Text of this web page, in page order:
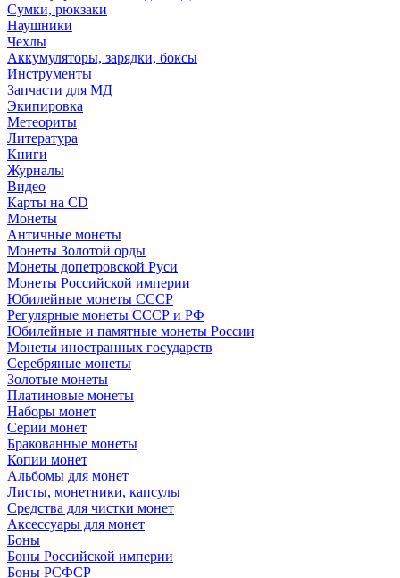
Сумки, рюкзаки
Наушники
Чехлы
Аккумуляторы, зарядки, боксы
Инструменты
Запчасти для МД
Экипировка
Метеориты
Литература
Книги
Журналы
Видео
Карты на CD
Монеты
Античные монеты
Монеты Золотой орды
Монеты допетровской Руси
Монеты Российской империи
Юбилейные монеты СССР
Регулярные монеты СССР и РФ
Юбилейные и памятные монеты России
Монеты иностранных государств
Серебряные монеты
Золотые монеты
Платиновые монеты
Наборы монет
Серии монет
Бракованные монеты
Копии монет
Альбомы для монет
Листы, монетники, капсулы
Средства для чистки монет
Аксессуары для монет
Боны
Боны Российской империи
Боны РСФСР